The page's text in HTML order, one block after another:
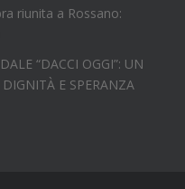
riunita a Rossano:
“DACCI OGGI”: UN
E SPERANZA